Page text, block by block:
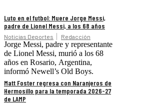
Luto en el futbol: Muere Jorge Messi,
padre de Lionel Messi, a los 68 años
Noticias Deportes Redacción
Jorge Messi, padre y representante
de Lionel Messi, murió a los 68
años en Rosario, Argentina,
informó Newell’s Old Boys.
Matt Foster regresa con Naranjeros de
Hermosillo para la temporada 2026-27
de LAMP